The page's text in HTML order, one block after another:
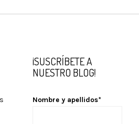
¡SUSCRÍBETE A
NUESTRO BLOG!
Nombre y apellidos*